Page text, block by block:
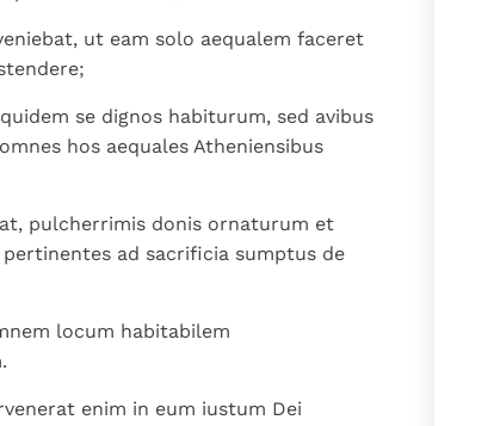
ut eam solo aequalem faceret
se dignos habiturum, sed avibus
hos aequales Atheniensibus
pulcherrimis donis ornaturum et
ad sacrificia sumptus de
locum habitabilem
enim in eum iustum Dei